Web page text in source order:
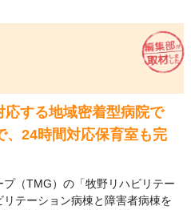
応する地域密着型病院で
、24時間対応保育室も完
（TMG）の「牧野リハビリテー
テーション病棟と障害者病棟を